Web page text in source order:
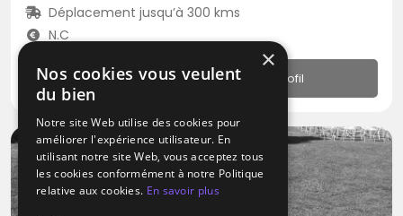
Déplacement jusqu’à 300 kms
N.C
Profil
×
Nos cookies vous veulent
du bien
Notre site Web utilise des cookies pour
améliorer l'expérience utilisateur. En
utilisant notre site Web, vous acceptez tous
les cookies conformément à notre Politique
relative aux cookies. En savoir plus